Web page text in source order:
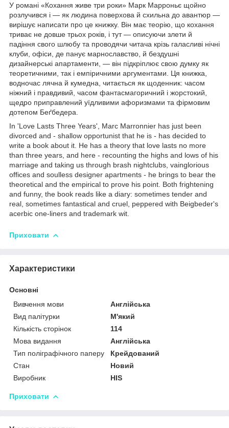
У романі «Кохання живе три роки» Марк Марроньє щойно
розлучився і — як людина поверхова й схильна до авантюр —
вирішує написати про це книжку. Він має теорію, що кохання
триває не довше трьох років, і тут — описуючи злети й
падіння свого шлюбу та проводячи читача крізь галасливі нічні
клуби, офіси, де панує марнославство, й бездушні
дизайнерські апартаменти, — він підкріплює свою думку як
теоретичними, так і емпіричними аргументами. Ця книжка,
водночас лячна й кумедна, читається як щоденник: часом
ніжний і правдивий, часом фантасмагоричний і жорстокий,
щедро приправлений уїдливими афоризмами та фірмовим
дотепом Беґбедера.
In 'Love Lasts Three Years', Marc Marronnier has just been
divorced and - shallow opportunist that he is - has decided to
write a book about it. He has a theory that love lasts no more
than three years, and here - recounting the highs and lows of his
marriage and taking us through brash nightclubs, vainglorious
offices and soulless designer apartments - he brings to bear the
theoretical and the empirical to prove his point. Both frightening
and funny, the book reads like a diary: sometimes tender and
real, sometimes fantastical and cruel, peppered with Beigbeder's
acerbic one-liners and trademark wit.
Приховати
Характеристики
Основні
Вивчення мови
Англійська
Вид палітурки
М'який
Кількість сторінок
114
Мова видання
Англійська
Тип поліграфічного паперу
Крейдований
Стан
Новий
Виробник
HIS
Приховати